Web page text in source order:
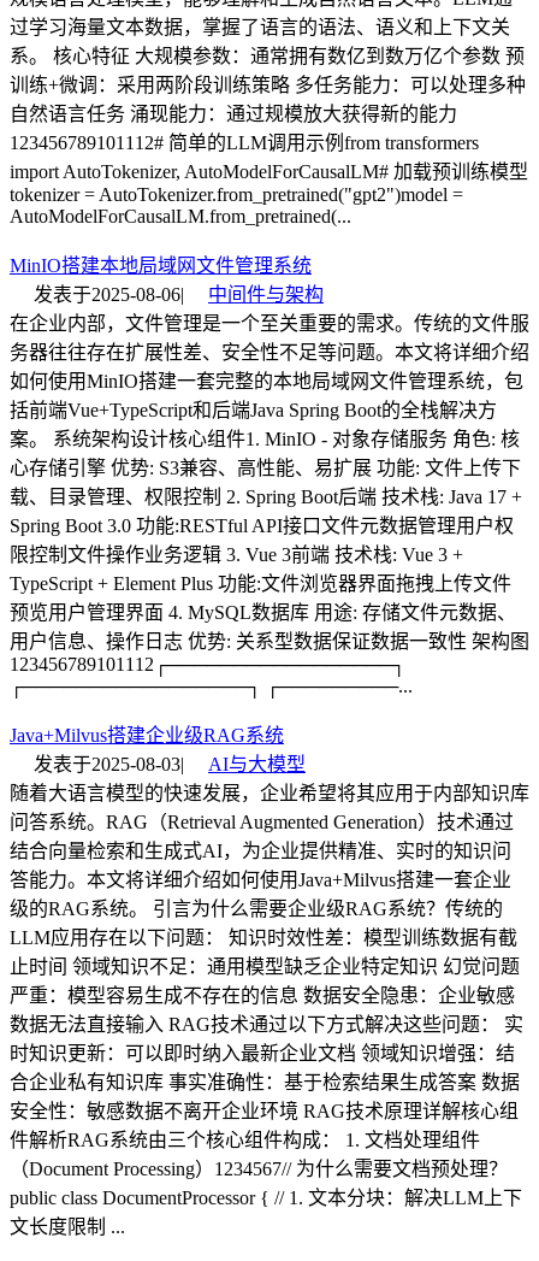
过学习海量文本数据，掌握了语言的语法、语义和上下文关
系。 核心特征 大规模参数：通常拥有数亿到数万亿个参数 预
训练+微调：采用两阶段训练策略 多任务能力：可以处理多种
自然语言任务 涌现能力：通过规模放大获得新的能力
123456789101112# 简单的LLM调用示例from transformers
import AutoTokenizer, AutoModelForCausalLM# 加载预训练模型
tokenizer = AutoTokenizer.from_pretrained("gpt2")model =
AutoModelForCausalLM.from_pretrained(...
MinIO搭建本地局域网文件管理系统
发表于2025-08-06|
中间件与架构
在企业内部，文件管理是一个至关重要的需求。传统的文件服
务器往往存在扩展性差、安全性不足等问题。本文将详细介绍
如何使用MinIO搭建一套完整的本地局域网文件管理系统，包
括前端Vue+TypeScript和后端Java Spring Boot的全栈解决方
案。 系统架构设计核心组件1. MinIO - 对象存储服务 角色: 核
心存储引擎 优势: S3兼容、高性能、易扩展 功能: 文件上传下
载、目录管理、权限控制 2. Spring Boot后端 技术栈: Java 17 +
Spring Boot 3.0 功能:RESTful API接口文件元数据管理用户权
限控制文件操作业务逻辑 3. Vue 3前端 技术栈: Vue 3 +
TypeScript + Element Plus 功能:文件浏览器界面拖拽上传文件
预览用户管理界面 4. MySQL数据库 用途: 存储文件元数据、
用户信息、操作日志 优势: 关系型数据保证数据一致性 架构图
123456789101112┌─────────────────┐
┌─────────────────┐ ┌─────────...
Java+Milvus搭建企业级RAG系统
发表于2025-08-03|
AI与大模型
随着大语言模型的快速发展，企业希望将其应用于内部知识库
问答系统。RAG（Retrieval Augmented Generation）技术通过
结合向量检索和生成式AI，为企业提供精准、实时的知识问
答能力。本文将详细介绍如何使用Java+Milvus搭建一套企业
级的RAG系统。 引言为什么需要企业级RAG系统？传统的
LLM应用存在以下问题： 知识时效性差：模型训练数据有截
止时间 领域知识不足：通用模型缺乏企业特定知识 幻觉问题
严重：模型容易生成不存在的信息 数据安全隐患：企业敏感
数据无法直接输入 RAG技术通过以下方式解决这些问题： 实
时知识更新：可以即时纳入最新企业文档 领域知识增强：结
合企业私有知识库 事实准确性：基于检索结果生成答案 数据
安全性：敏感数据不离开企业环境 RAG技术原理详解核心组
件解析RAG系统由三个核心组件构成： 1. 文档处理组件
（Document Processing）1234567// 为什么需要文档预处理？
public class DocumentProcessor { // 1. 文本分块：解决LLM上下
文长度限制 ...